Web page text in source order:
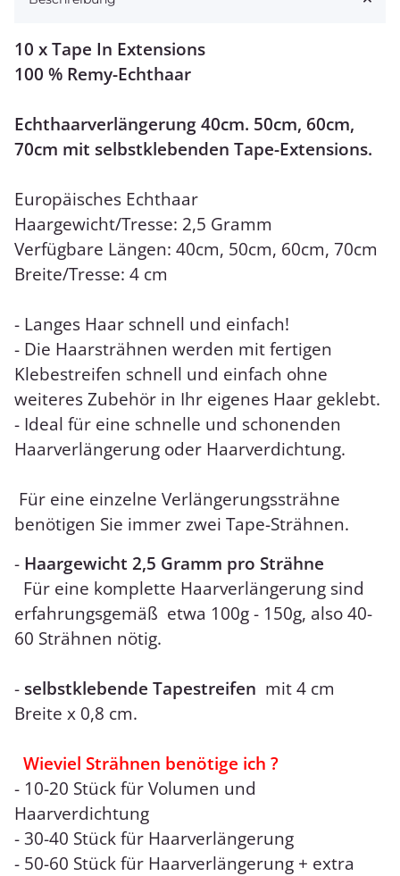
10 x Tape In Extensions
100 % Remy-Echthaar
Echthaarverlängerung 40cm. 50cm, 60cm,
70cm mit selbstklebenden Tape-Extensions.
Europäisches Echthaar
Haargewicht/Tresse: 2,5 Gramm
Verfügbare Längen: 40cm, 50cm, 60cm, 70cm
Breite/Tresse: 4 cm
- Langes Haar schnell und einfach!
- Die Haarsträhnen werden mit fertigen
Klebestreifen schnell und einfach ohne
weiteres Zubehör in Ihr eigenes Haar geklebt.
- Ideal für eine schnelle und schonenden
Haarverlängerung oder Haarverdichtung.
Für eine einzelne Verlängerungssträhne
benötigen Sie immer zwei Tape-Strähnen.
- Haargewicht 2,5 Gramm pro Strähne
Für eine komplette Haarverlängerung sind
erfahrungsgemäß etwa 100g - 150g, also 40-
60 Strähnen nötig.
- selbstklebende Tapestreifen mit 4 cm
Breite x 0,8 cm.
Wieviel Strähnen benötige ich ?
- 10-20 Stück für Volumen und
Haarverdichtung
- 30-40 Stück für Haarverlängerung
- 50-60 Stück für Haarverlängerung + extra